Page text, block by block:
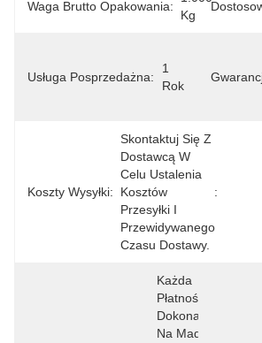
Waga Brutto Opakowania:
Kg
Usługa Posprzedażna:
1
Rok
Koszty Wysyłki:
Skontaktuj Się Z
Dostawcą W
Celu Ustalenia
Kosztów
Przesyłki I
Przewidywanego
Czasu Dostawy.
:
Każda
Płatność
Dokonana
Na Made-